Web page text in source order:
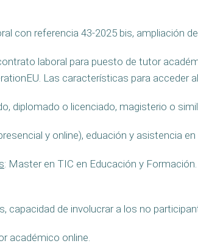
con referencia 43-2025 bis, ampliación
laboral para puesto de tutor
Las características para acceder
diplomado o licenciado, magisterio o
y online), eduación y asistencia
: Master en TIC en Educación y
capacidad de involucrar a los no
académico online.